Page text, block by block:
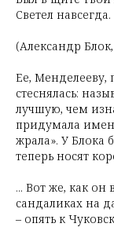
Светел навсегда.
(Александр
Ее, Менделееву,
стеснялась:
лучшую, чем
придумала
жрала». У Блока
теперь носят
... Вот же, как он
сандаликах на
– опять к